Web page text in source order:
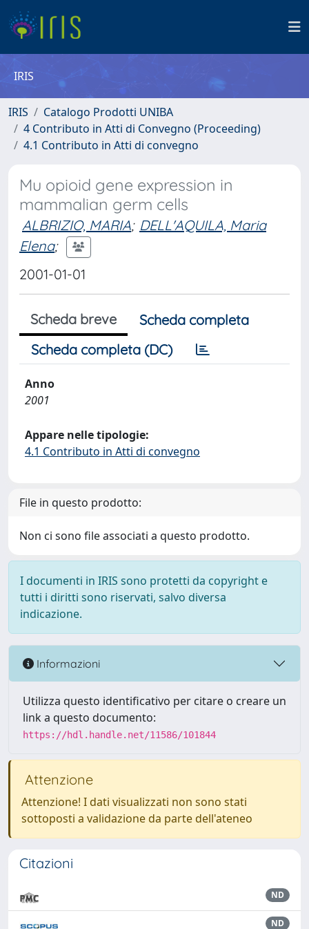
IRIS
IRIS
Catalogo Prodotti UNIBA
4 Contributo in Atti di Convegno (Proceeding)
4.1 Contributo in Atti di convegno
Mu opioid gene expression in
mammalian germ cells
ALBRIZIO, MARIA; DELL'AQUILA, Maria
Elena;
2001-01-01
Scheda breve
Scheda completa
Scheda completa (DC)
Anno
2001
Appare nelle tipologie:
4.1 Contributo in Atti di convegno
File in questo prodotto:
Non ci sono file associati a questo prodotto.
I documenti in IRIS sono protetti da copyright e
tutti i diritti sono riservati, salvo diversa
indicazione.
Informazioni
Utilizza questo identificativo per citare o creare un
link a questo documento:
https://hdl.handle.net/11586/101844
Attenzione
Attenzione! I dati visualizzati non sono stati
sottoposti a validazione da parte dell'ateneo
Citazioni
ND
ND